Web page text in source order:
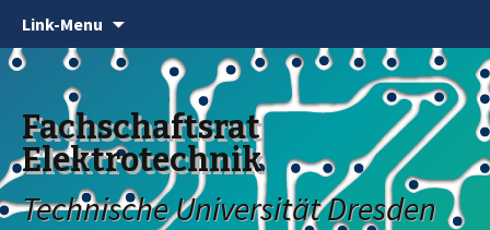
Link-Menu
Fachschaftsrat
Elektrotechnik
Technische Universität Dresden